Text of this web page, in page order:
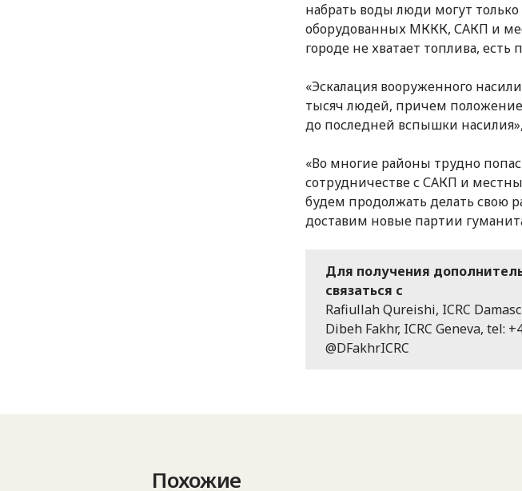
набрать воды люди могут
оборудованных МККК, САКП и
городе не хватает топлива,
«Эскалация вооруженного
тысяч людей, причем
до последней вспышки насилия»,
«Во многие районы трудно
сотрудничестве с САКП и
будем продолжать делать свою
доставим новые партии
Для получения
связаться с
Rafiullah Qureishi, ICRC
Dibeh Fakhr, ICRC Geneva, tel:
@DFakhrICRC
Похожие